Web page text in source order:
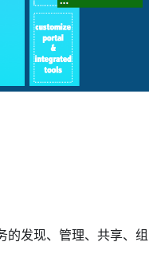
的发现、管理、共享、组